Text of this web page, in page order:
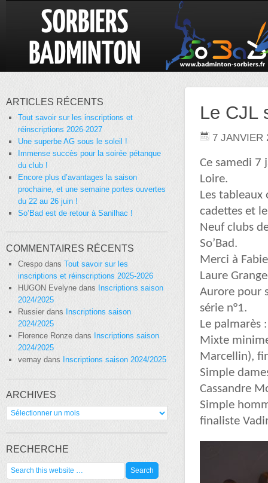
Le CJL
7 JANVIER
Ce samedi 7
Loire.
Les
cadettes et
Neuf clubs
So’Bad.
Merci à
Laure
Aurore pour
série n°1.
Le palmarès :
Mixte
Marcellin),
Simple
Cassandre
Simple
finaliste
ARTICLES RÉCENTS
Tout savoir sur les inscriptions et
réinscriptions 2026-2027
Une superbe AG sous le soleil !
Immense succès pour la soirée pétanque
du club !
Encore plus d’avantages la saison
prochaine, et une semaine portes ouvertes
du 22 au 26 juin !
So’Bad est de retour à Sanilhac !
COMMENTAIRES RÉCENTS
Crespo dans Tout savoir sur les
inscriptions et réinscriptions 2025-2026
HUGON Evelyne dans Inscriptions saison
2024/2025
Russierdans Inscriptions saison
2024/2025
Florence Ronze dans Inscriptions saison
2024/2025
vernay dans Inscriptions saison 2024/2025
ARCHIVES
Archives
RECHERCHE